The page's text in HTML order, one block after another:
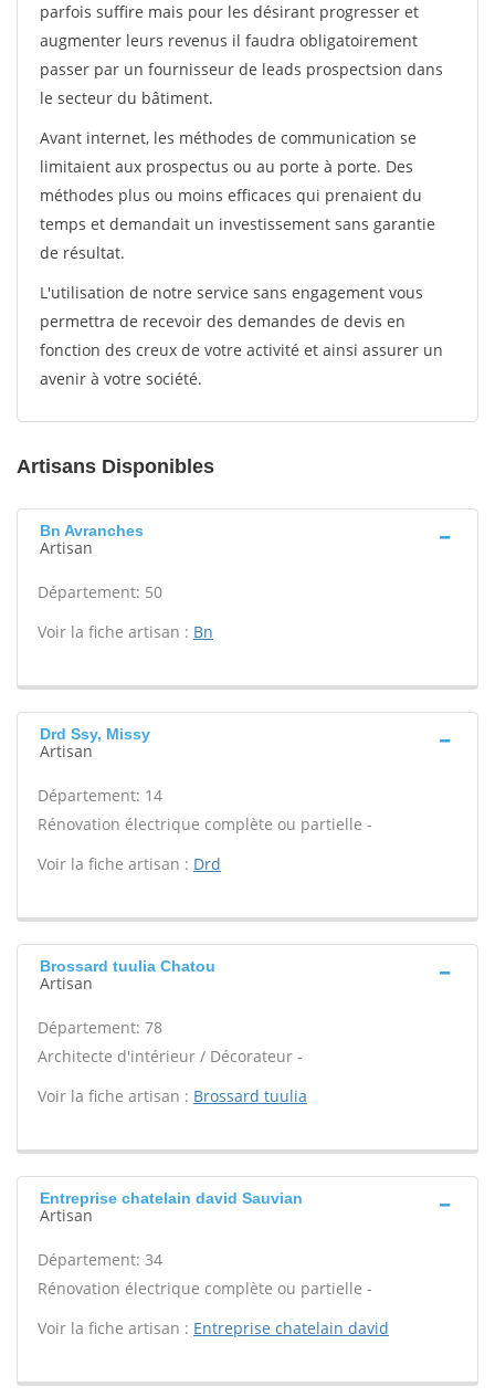
parfois suffire mais pour les désirant progresser et
augmenter leurs revenus il faudra obligatoirement
passer par un fournisseur de leads prospectsion dans
le secteur du bâtiment.
Avant internet, les méthodes de communication se
limitaient aux prospectus ou au porte à porte. Des
méthodes plus ou moins efficaces qui prenaient du
temps et demandait un investissement sans garantie
de résultat.
L'utilisation de notre service sans engagement vous
permettra de recevoir des demandes de devis en
fonction des creux de votre activité et ainsi assurer un
avenir à votre société.
Artisans Disponibles
Bn Avranches
Artisan
Département: 50
Voir la fiche artisan : Bn
Drd Ssy, Missy
Artisan
Département: 14
Rénovation électrique complète ou partielle -
Voir la fiche artisan : Drd
Brossard tuulia Chatou
Artisan
Département: 78
Architecte d'intérieur / Décorateur -
Voir la fiche artisan : Brossard tuulia
Entreprise chatelain david Sauvian
Artisan
Département: 34
Rénovation électrique complète ou partielle -
Voir la fiche artisan : Entreprise chatelain david